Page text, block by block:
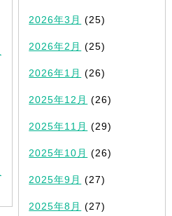
2026年3月 (25)
2026年2月 (25)
2026年1月 (26)
2025年12月 (26)
2025年11月 (29)
2025年10月 (26)
2025年9月 (27)
2025年8月 (27)